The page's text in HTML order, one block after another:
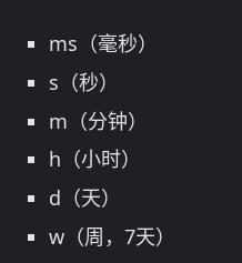
ms（毫秒）
s（秒）
m（分钟）
h（小时）
d（天）
w（周，7天）